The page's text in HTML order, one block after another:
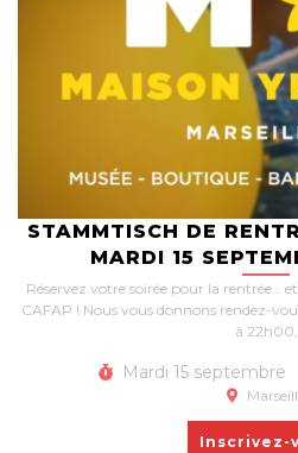
STAMMTISCH DE
MARDI 15
Réservez votre soirée pour la rentrée…
CAFAP ! Nous vous donnons rendez-
à 22h00,
Mardi 15 septembre
Inscrivez-